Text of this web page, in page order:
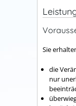
Sie
die
nur